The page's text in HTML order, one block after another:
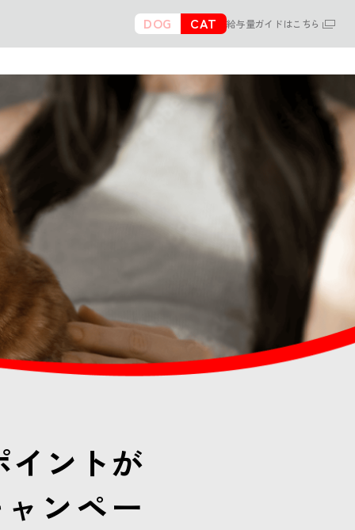
DOG CAT 給与量ガイドはこちら
イントが
ンペー